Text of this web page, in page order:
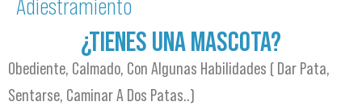
Adiestramiento
¿TIENES UNA MASCOTA?
Obediente, Calmado, Con Algunas Habilidades ( Dar Pata,
Sentarse, Caminar A Dos Patas..)